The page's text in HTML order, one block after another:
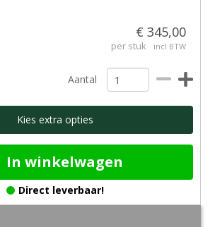
€ 345,00
per stuk incl BTW
Aantal
Kies extra opties
In winkelwagen
Direct leverbaar!